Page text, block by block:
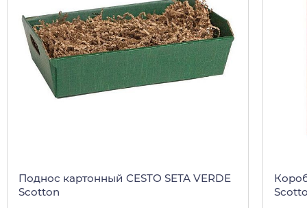
Поднос картонный CESTO SETA VERDE
Scotton